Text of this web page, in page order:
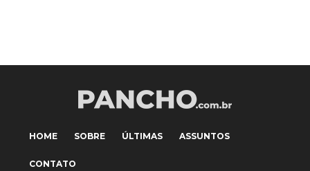
HOME SOBRE ÚLTIMAS ASSUNTOS
CONTATO